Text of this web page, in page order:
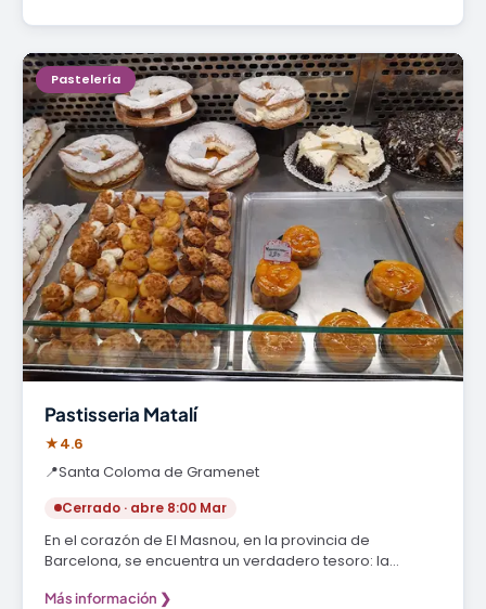
Pastelería
Pastisseria Matalí
★4.6
📍Santa Coloma de Gramenet
Cerrado · abre 8:00 Mar
En el corazón de El Masnou, en la provincia de
Barcelona, se encuentra un verdadero tesoro: la…
Más información ❯